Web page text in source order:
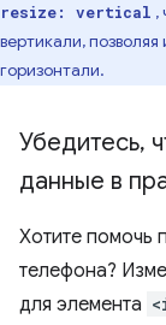
resize: vertical ,
вертикали,
горизонтали.
Убедитесь,
данные в
Хотите помочь
телефона?
для элемента